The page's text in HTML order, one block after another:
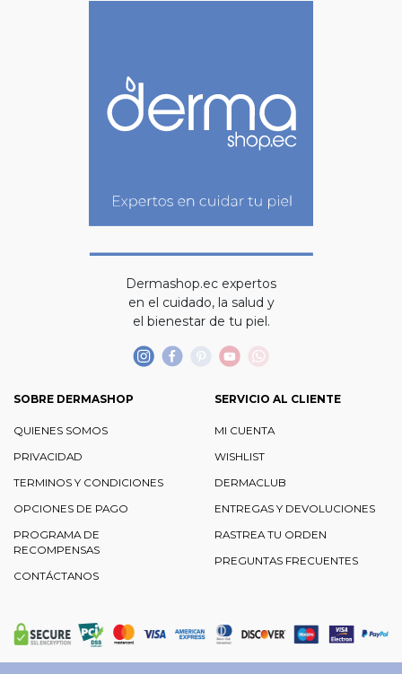
Dermashop.ec expertos
en el cuidado, la salud y
el bienestar de tu piel.
SOBRE DERMASHOP
QUIENES SOMOS
PRIVACIDAD
TERMINOS Y CONDICIONES
OPCIONES DE PAGO
PROGRAMA DE
RECOMPENSAS
CONTÁCTANOS
SERVICIO AL CLIENTE
MI CUENTA
WISHLIST
DERMACLUB
ENTREGAS Y DEVOLUCIONES
RASTREA TU ORDEN
PREGUNTAS FRECUENTES